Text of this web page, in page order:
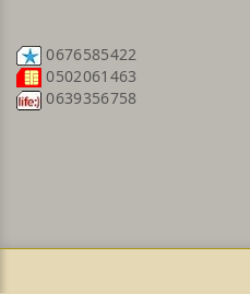
0676585422
0502061463
0639356758